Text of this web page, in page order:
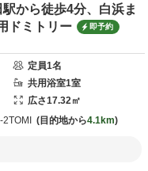
から徒歩4分、白浜ま
ドミトリー
即予約
定員1名
共用浴室1室
広さ17.32㎡
2TOMI 目的地から4.1km